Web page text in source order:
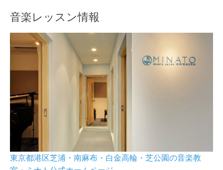
音楽レッスン情報
東京都港区芝浦・南麻布・白金高輪・芝公園の音楽教